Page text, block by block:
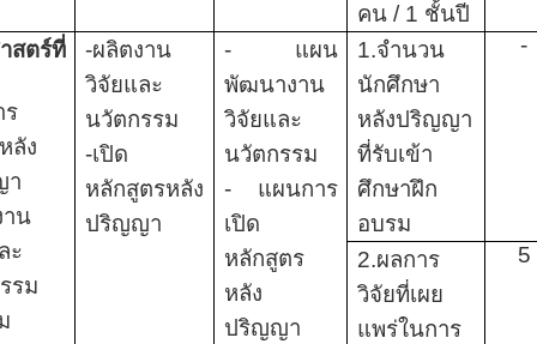
คน / 1 ชั้นปี
สตร์ที่
ร
ลัง
า
าน
ะ
รม
-ผลิตงาน
วิจัยและ
นวัตกรรม
-เปิด
หลักสูตรหลัง
ปริญญา
- แผน
พัฒนางาน
วิจัยและ
นวัตกรรม
- แผนการ
เปิด
หลักสูตร
หลัง
ปริญญา
1.จำนวน
นักศึกษา
หลังปริญญา
ที่รับเข้า
ศึกษาฝึก
อบรม
-
2.ผลการ
วิจัยที่เผย
แพร่ในการ
5